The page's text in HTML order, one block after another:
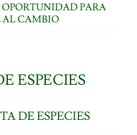
PARA
AL CAMBIO
ESPECIES
DE ESPECIES